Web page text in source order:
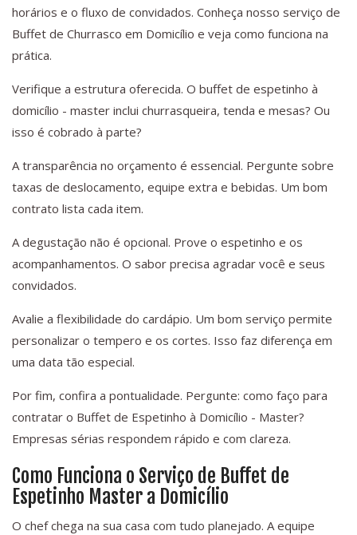
horários e o fluxo de convidados. Conheça nosso serviço de
Buffet de Churrasco em Domicílio e veja como funciona na
prática.
Verifique a estrutura oferecida. O buffet de espetinho à
domicílio - master inclui churrasqueira, tenda e mesas? Ou
isso é cobrado à parte?
A transparência no orçamento é essencial. Pergunte sobre
taxas de deslocamento, equipe extra e bebidas. Um bom
contrato lista cada item.
A degustação não é opcional. Prove o espetinho e os
acompanhamentos. O sabor precisa agradar você e seus
convidados.
Avalie a flexibilidade do cardápio. Um bom serviço permite
personalizar o tempero e os cortes. Isso faz diferença em
uma data tão especial.
Por fim, confira a pontualidade. Pergunte: como faço para
contratar o Buffet de Espetinho à Domicílio - Master?
Empresas sérias respondem rápido e com clareza.
Como Funciona o Serviço de Buffet de
Espetinho Master a Domicílio
O chef chega na sua casa com tudo planejado. A equipe